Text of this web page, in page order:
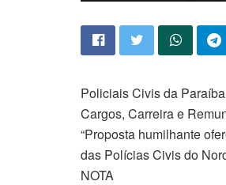
Policiais Civis da
Cargos, Carreira e
“Proposta humilhante
das Polícias Civis do
NOTA